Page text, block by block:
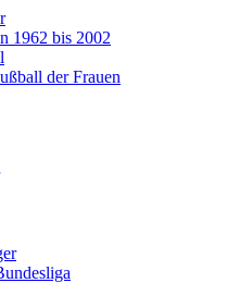
1962 bis 2002
der Frauen